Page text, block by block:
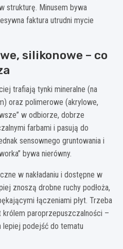
strukturę. Minusem bywa
faktura utrudni mycie
silikonowe – co
trafiają tynki mineralne (na
oraz polimerowe (akrylowe,
w odbiorze, dobrze
farbami i pasują do
sensownego gruntowania i
bywa nierówny.
w nakładaniu i dostępne w
znoszą drobne ruchy podłoża,
łączeniami płyt. Trzeba
paroprzepuszczalności –
podejść do tematu